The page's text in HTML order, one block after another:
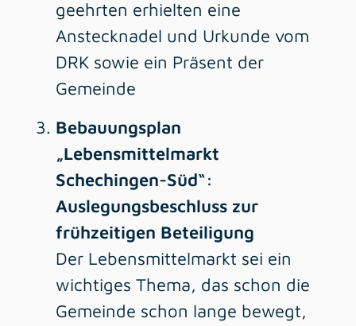
geehrten erhielten eine
Anstecknadel und Urkunde vom
DRK sowie ein Präsent der
Gemeinde
Bebauungsplan
„Lebensmittelmarkt
Schechingen-Süd“:
Auslegungsbeschluss zur
frühzeitigen Beteiligung
Der Lebensmittelmarkt sei ein
wichtiges Thema, das schon die
Gemeinde schon lange bewegt,